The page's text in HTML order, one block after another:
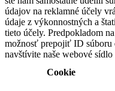
údajov na reklamné účely
údaje z výkonnostných a
tieto účely. Predpokladom
možnosť prepojiť ID súboru
navštívite naše webové
Cookie